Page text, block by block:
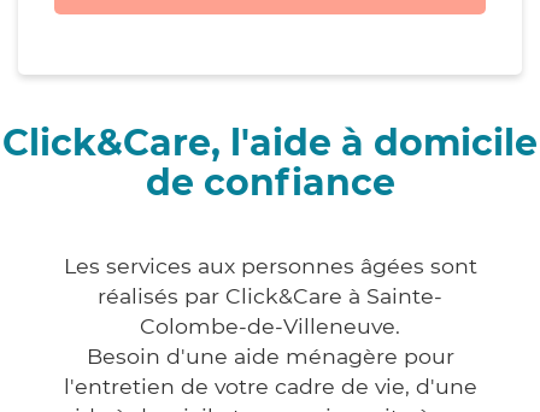
Click&Care, l'aide à domicile
de confiance
Les services aux personnes âgées sont
réalisés par Click&Care à Sainte-
Colombe-de-Villeneuve.
Besoin d'une aide ménagère pour
l'entretien de votre cadre de vie, d'une